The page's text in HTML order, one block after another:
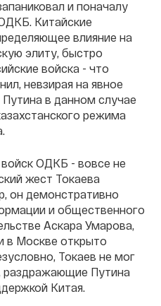
и поначалу
Китайские
влияние на
элиту, быстро
войска - что
невзирая на явное
в данном случае
режима
ОДКБ - вовсе не
жест Токаева
он демонстративно
и общественного
Аскара Умарова,
в Москве открыто
Токаев не мог
раздражающие Путина
Китая.